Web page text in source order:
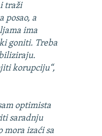
traži
posao, a
ima
goniti. Treba
korupciju“,
optimista
saradnju
izaći sa